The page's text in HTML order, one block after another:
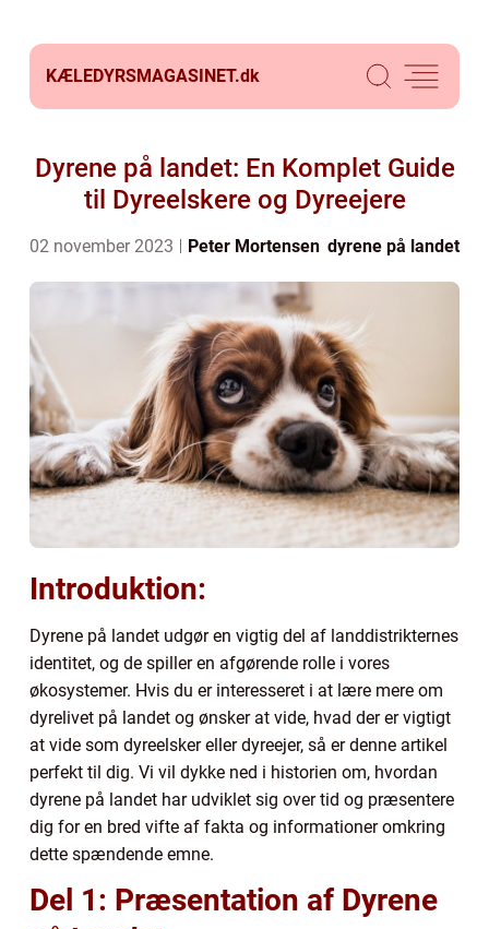
KÆLEDYRSMAGASINET.dk
Dyrene på landet: En Komplet Guide
til Dyreelskere og Dyreejere
02 november 2023 Peter Mortensen dyrene på landet
Introduktion:
Dyrene på landet udgør en vigtig del af landdistrikternes
identitet, og de spiller en afgørende rolle i vores
økosystemer. Hvis du er interesseret i at lære mere om
dyrelivet på landet og ønsker at vide, hvad der er vigtigt
at vide som dyreelsker eller dyreejer, så er denne artikel
perfekt til dig. Vi vil dykke ned i historien om, hvordan
dyrene på landet har udviklet sig over tid og præsentere
dig for en bred vifte af fakta og informationer omkring
dette spændende emne.
Del 1: Præsentation af Dyrene